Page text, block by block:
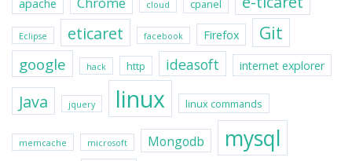
apache cloud cpanel
Eclipse eticaret facebook Firefox Git
google hack http ideasoft internet explorer
Java jquery linux linux commands
memcache microsoft Mongodb mysql